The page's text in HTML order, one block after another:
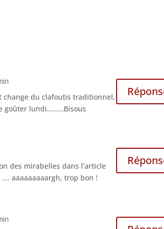
change du clafoutis traditionnel,
goûter lundi………Bisous
des mirabelles dans l’article
aaaaaaaaargh, trop bon !